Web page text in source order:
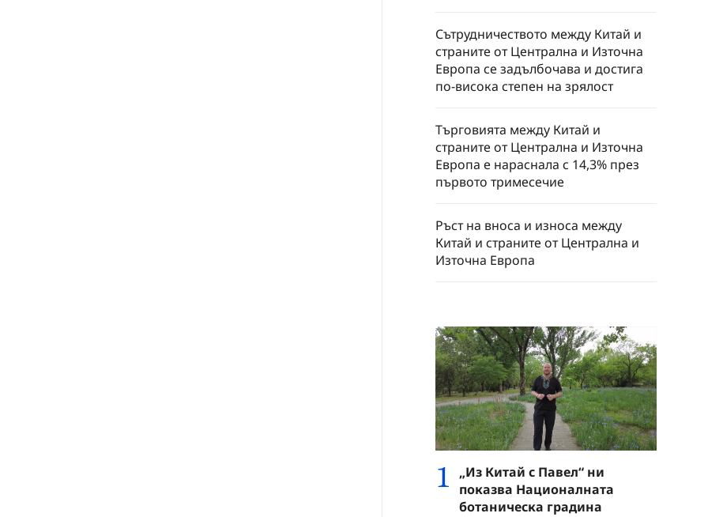
Сътрудничеството между Китай и
страните от Централна и Източна
Европа се задълбочава и достига
по-висока степен на зрялост
Търговията между Китай и
страните от Централна и Източна
Европа е нараснала с 14,3% през
първото тримесечие
Ръст на вноса и износа между
Китай и страните от Централна и
Източна Европа
1
„Из Китай с Павел“ ни
показва Националната
ботаническа градина